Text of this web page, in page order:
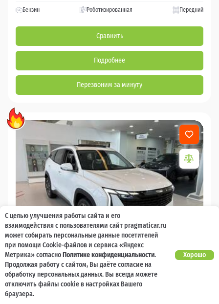
Бензин Роботизированная Передний
Сравнить
Подробнее
Перезвоним за минуту
GEELY Atlas
2026
С целью улучшения работы сайта и его
взаимодействия с пользователями сайт pragmaticar.ru
может собирать персональные данные посетителей
при помощи Cookie-файлов и сервиса «Яндекс
Метрика» согласноПолитике конфиденциальности.
Продолжая работу с сайтом, Вы даёте согласие на
обработку персональных данных. Вы всегда можете
отключить файлы cookie в настройках Вашего
браузера.
Хорошо